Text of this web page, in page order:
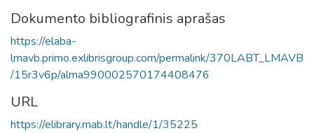
Dokumento bibliografinis aprašas
https://elaba-
lmavb.primo.exlibrisgroup.com/permalink/370LABT_LMAVB
/15r3v6p/alma990002570174408476
URL
https://elibrary.mab.lt/handle/1/35225